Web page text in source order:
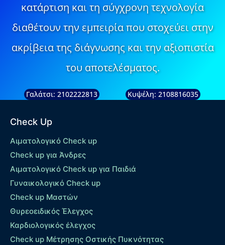
κατάρτιση και τη σύγχρονη τεχνολογία
διαθέτουν την εμπειρία που στοχεύει στην
ακρίβεια της διάγνωσης και την αξιοπιστία
του αποτελέσματος.
Γαλάτσι: 2102222813 Κυψέλη: 2108816035
Check Up
Αιματολογικό Check up
Check up για Άνδρες
Αιματολογικό Check up για Παιδιά
Γυναικολογικό Check up
Check up Μαστών
Θυρεοειδικός Έλεγχος
Καρδιολογικός έλεγχος
Check up Mέτρησης Οστικής Πυκνότητας